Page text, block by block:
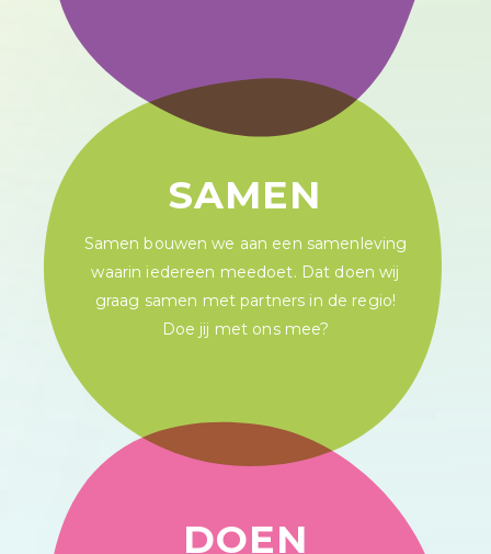
SAMEN
Samen bouwen we aan een samenleving
waarin iedereen meedoet. Dat doen wij
graag samen met partners in de regio!
Doe jij met ons mee?
DOEN